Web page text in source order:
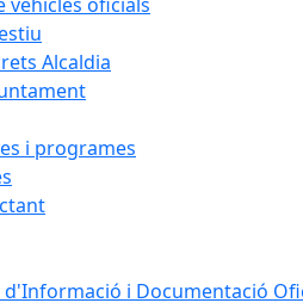
Alcaldia
i programes
d'Informació i Documentació